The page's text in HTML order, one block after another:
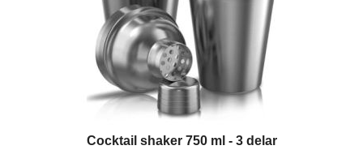
Cocktail shaker 750 ml - 3 delar